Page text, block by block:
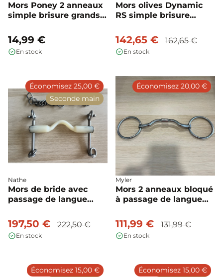
Mors Poney 2 anneaux
simple brisure grands
14,99 €
En stock
Mors olives Dynamic
RS simple brisure
142,65 € 162,65 €
En stock
Nathe
Mors de bride avec
passage de langue
197,50 € 222,50 €
En stock
Économisez 25,00 €
Seconde main
Myler
Mors 2 anneaux bloqué
à passage de langue
Myler
111,99 € 131,99 €
En stock
Économisez 20,00 €
Économisez 15,00 €
Économisez 15,00 €